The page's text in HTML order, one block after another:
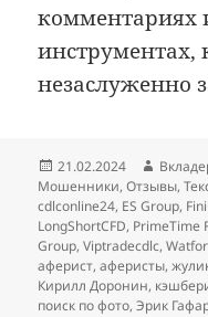
незаслуженно
Опубликовано
21.02.2024 Автор
Мошенники,Отзывы,
cdlconline24, ES Group,
LongShortCFD, PrimeTime
Group,Viptradecdlc,
аферист,аферисты,
Кирилл Доронин,
поиск по фото,Эрик